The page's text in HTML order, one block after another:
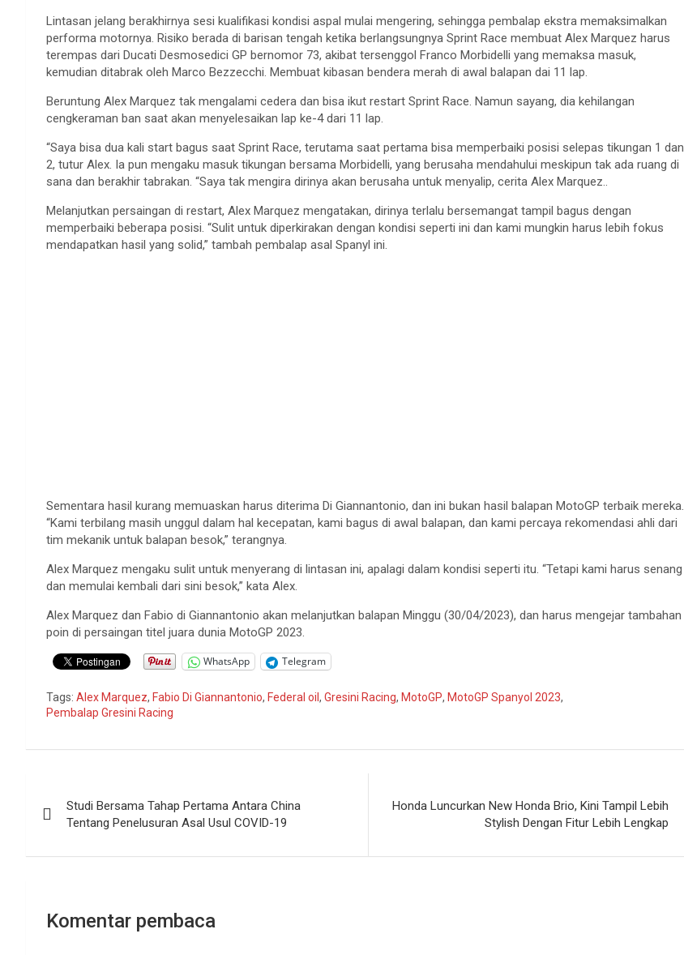
Lintasan jelang berakhirnya sesi kualifikasi kondisi aspal mulai mengering, sehingga pembalap ekstra memaksimalkan
performa motornya. Risiko berada di barisan tengah ketika berlangsungnya Sprint Race membuat Alex Marquez harus
terempas dari Ducati Desmosedici GP bernomor 73, akibat tersenggol Franco Morbidelli yang memaksa masuk,
kemudian ditabrak oleh Marco Bezzecchi. Membuat kibasan bendera merah di awal balapan dai 11 lap.
Beruntung Alex Marquez tak mengalami cedera dan bisa ikut restart Sprint Race. Namun sayang, dia kehilangan
cengkeraman ban saat akan menyelesaikan lap ke-4 dari 11 lap.
“Saya bisa dua kali start bagus saat Sprint Race, terutama saat pertama bisa memperbaiki posisi selepas tikungan 1 dan
2, tutur Alex. Ia pun mengaku masuk tikungan bersama Morbidelli, yang berusaha mendahului meskipun tak ada ruang di
sana dan berakhir tabrakan. “Saya tak mengira dirinya akan berusaha untuk menyalip, cerita Alex Marquez..
Melanjutkan persaingan di restart, Alex Marquez mengatakan, dirinya terlalu bersemangat tampil bagus dengan
memperbaiki beberapa posisi. “Sulit untuk diperkirakan dengan kondisi seperti ini dan kami mungkin harus lebih fokus
mendapatkan hasil yang solid,” tambah pembalap asal Spanyl ini.
Sementara hasil kurang memuaskan harus diterima Di Giannantonio, dan ini bukan hasil balapan MotoGP terbaik mereka.
“Kami terbilang masih unggul dalam hal kecepatan, kami bagus di awal balapan, dan kami percaya rekomendasi ahli dari
tim mekanik untuk balapan besok,” terangnya.
Alex Marquez mengaku sulit untuk menyerang di lintasan ini, apalagi dalam kondisi seperti itu. “Tetapi kami harus senang
dan memulai kembali dari sini besok,” kata Alex.
Alex Marquez dan Fabio di Giannantonio akan melanjutkan balapan Minggu (30/04/2023), dan harus mengejar tambahan
poin di persaingan titel juara dunia MotoGP 2023.
WhatsApp Telegram
Tags: Alex Marquez, Fabio Di Giannantonio, Federal oil , Gresini Racing, MotoGP, MotoGP Spanyol 2023,
Pembalap Gresini Racing
pos
Studi Bersama Tahap Pertama Antara China
Tentang Penelusuran Asal Usul COVID-19
Honda Luncurkan New Honda Brio, Kini Tampil Lebih
Stylish Dengan Fitur Lebih Lengkap
Komentar pembaca